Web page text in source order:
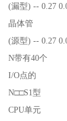
(漏型) -- 0.27
晶体管
(源型) -- 0.27
N带有40个
I/O点的
N□□S1型
CPU单元